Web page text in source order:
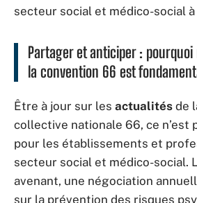
secteur social et médico-social
Partager et anticiper :
la convention 66 est
Être à jour sur les actualités de
collective nationale 66, ce n’est
pour les établissements et
secteur social et médico-social.
avenant, une négociation
sur la prévention des risques